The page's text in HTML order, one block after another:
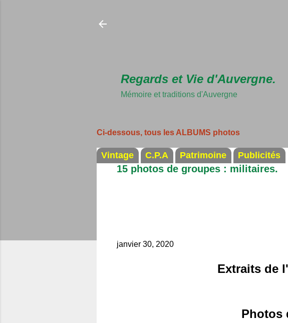
Regards et Vie d'Auvergne.
Mémoire et traditions d'Auvergne
Ci-dessous, tous les ALBUMS photos
Vintage C.P.A Patrimoine Publicités
15 photos de groupes : militaires.
janvier 30, 2020
Extraits de
Photos